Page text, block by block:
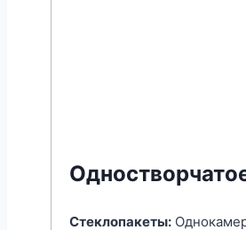
Стеклопакеты: